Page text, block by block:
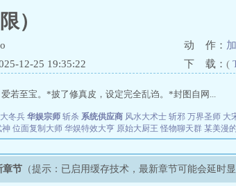
）
动 作：
12-25 19:35:22
下 载： (
若至宝。*披了修真皮，设定完全乱诌。*封图自网...
冬兵 华娱宗师 斩杀 系统供应商 风水大术士 斩邪 万界圣师 大
神 位面复制大师 华娱特效大亨 原始大厨王 怪物聊天群 某美漫
章节 （提示：已启用缓存技术，最新章节可能会延时